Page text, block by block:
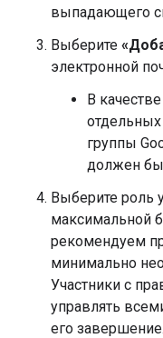
выпадающего
Выберите
электронной
В
группы
должен
Выберите роль
максимальной
рекомендуем
минимально
Участники с
управлять
его завершение.